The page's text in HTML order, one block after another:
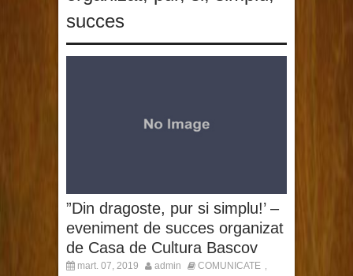
succes
”Din dragoste, pur si simplu!’ –
eveniment de succes organizat
de Casa de Cultura Bascov
mart. 07, 2019 admin COMUNICATE